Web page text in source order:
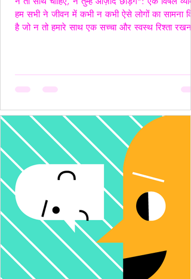
हम सभी ने जीवन में कभी न कभी ऐसे लोगों का सामना
है जो न तो हमारे साथ एक सच्चा और स्वस्थ रिश्ता रखना
अक्सर "Toxic", यानी विषैले व्यवहार के उदाहरण होते हैं,